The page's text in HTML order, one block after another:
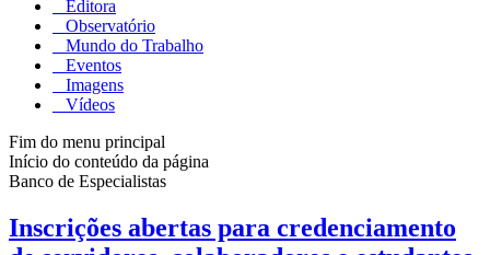
Editora
Observatório
Mundo do Trabalho
Eventos
Imagens
Vídeos
Fim do menu principal
Início do conteúdo da página
Banco de Especialistas
Inscrições abertas para credenciamento